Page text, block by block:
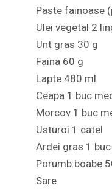
Paste fainoase
Ulei vegetal 2
Unt gras 30 g
Faina 60 g
Lapte 480 ml
Ceapa 1 buc
Morcov 1 buc
Usturoi 1 catel
Ardei gras 1
Porumb boabe
Sare